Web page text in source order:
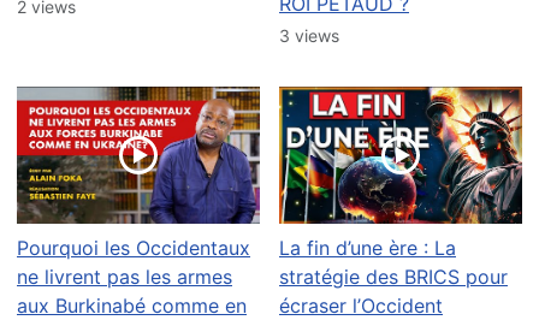
2 views
3 views
Pourquoi les Occidentaux
ne livrent pas les armes
aux Burkinabé comme en
La fin d’une ère : La
stratégie des BRICS pour
écraser l’Occident